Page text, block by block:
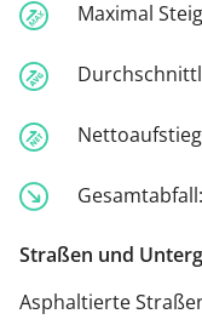
Maximal
Gesamtabfall:
Straßen und
Asphaltierte